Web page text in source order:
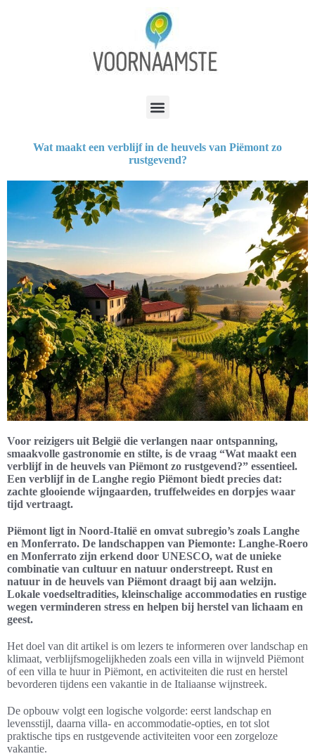
Wat maakt een verblijf in de heuvels van Piëmont zo
rustgevend?
Voor reizigers uit België die verlangen naar ontspanning,
smaakvolle gastronomie en stilte, is de vraag “Wat maakt een
verblijf in de heuvels van Piëmont zo rustgevend?” essentieel.
Een verblijf in de Langhe regio Piëmont biedt precies dat:
zachte glooiende wijngaarden, truffelweides en dorpjes waar
tijd vertraagt.
Piëmont ligt in Noord-Italië en omvat subregio’s zoals Langhe
en Monferrato. De landschappen van Piemonte: Langhe-Roero
en Monferrato zijn erkend door UNESCO, wat de unieke
combinatie van cultuur en natuur onderstreept. Rust en
natuur in de heuvels van Piëmont draagt bij aan welzijn.
Lokale voedseltradities, kleinschalige accommodaties en rustige
wegen verminderen stress en helpen bij herstel van lichaam en
geest.
Het doel van dit artikel is om lezers te informeren over landschap en
klimaat, verblijfsmogelijkheden zoals een villa in wijnveld Piëmont
of een villa te huur in Piëmont, en activiteiten die rust en herstel
bevorderen tijdens een vakantie in de Italiaanse wijnstreek.
De opbouw volgt een logische volgorde: eerst landschap en
levensstijl, daarna villa- en accommodatie-opties, en tot slot
praktische tips en rustgevende activiteiten voor een zorgeloze
vakantie.